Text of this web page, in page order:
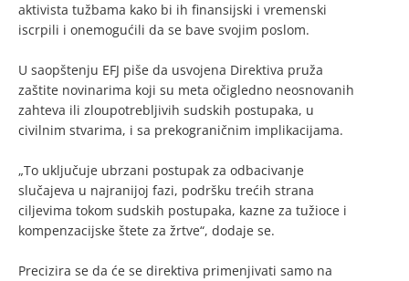
aktivista tužbama kako bi ih finansijski i vremenski
iscrpili i onemogućili da se bave svojim poslom.
U saopštenju EFJ piše da usvojena Direktiva pruža
zaštite novinarima koji su meta očigledno neosnovanih
zahteva ili zloupotrebljivih sudskih postupaka, u
civilnim stvarima, i sa prekograničnim implikacijama.
„To uključuje ubrzani postupak za odbacivanje
slučajeva u najranijoj fazi, podršku trećih strana
ciljevima tokom sudskih postupaka, kazne za tužioce i
kompenzacijske štete za žrtve“, dodaje se.
Precizira se da će se direktiva primenjivati samo na